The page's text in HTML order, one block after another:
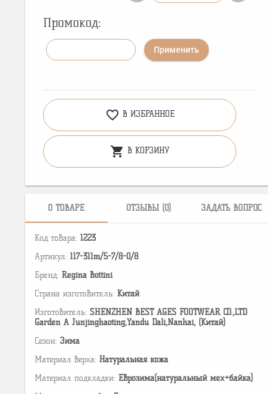
Промокод:
Применить
favorite_border В ИЗБРАННОЕ
shopping_cart В КОРЗИНУ
О ТОВАРЕ ОТЗЫВЫ (0) ЗАДАТЬ ВОПРОС
Код товара: 1223
Артикул: 117-311m/5-7/8-0/8
Бренд: Regina Bottini
Страна изготовитель: Китай
Изготовитель: SHENZHEN BEST AGES FOOTWEAR CO.,LTD
Garden A Junjinghaoting,Yandu Dali,Nanhai, (Китай)
Сезон: Зима
Материал верха: Натуральная кожа
Материал подкладки: Еврозима(натуральный мех+байка)